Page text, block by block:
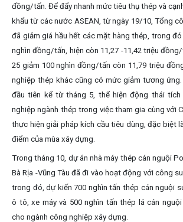
đồng/tấn. Để đẩy nhanh mức tiêu thụ thép và
khẩu từ các nước ASEAN, từ ngày 19/10, Tổng
đã giảm giá hầu hết các mặt hàng thép, trong
nghìn đồng/tấn, hiện còn 11,27 -11,42 triệu
25 giảm 100 nghìn đồng/tấn còn 11,79 triệu
nghiệp thép khác cũng có mức giảm tương
đầu tiên kể từ tháng 5, thể hiện động thái tích
nghiệp ngành thép trong việc tham gia cùng với
thực hiện giải pháp kích cầu tiêu dùng, đặc biệt
điểm của mùa xây dựng.
Trong tháng 10, dự án nhà máy thép cán nguội
Bà Rịa -Vũng Tàu đã đi vào hoạt động với công
trong đó, dự kiến 700 nghìn tấn thép cán nguội
ô tô, xe máy và 500 nghìn tấn thép lá cán
cho ngành công nghiệp xây dựng.